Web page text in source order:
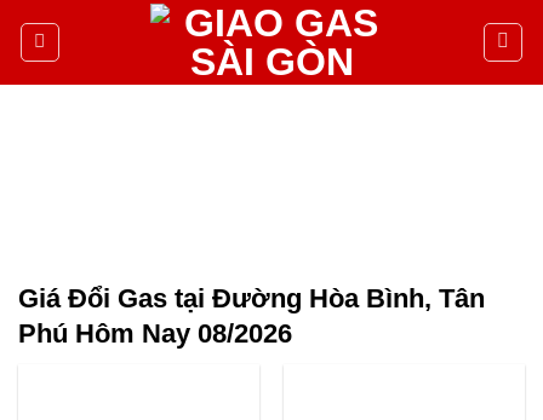
Giá Đổi Gas tại Đường Hòa Bình, Tân
Phú Hôm Nay 08/2026